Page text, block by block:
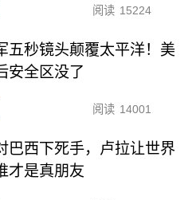
阅读 15224
五秒镜头颠覆太平洋！美
安全区没了
阅读 14001
巴西下死手，卢拉让世界
才是真朋友